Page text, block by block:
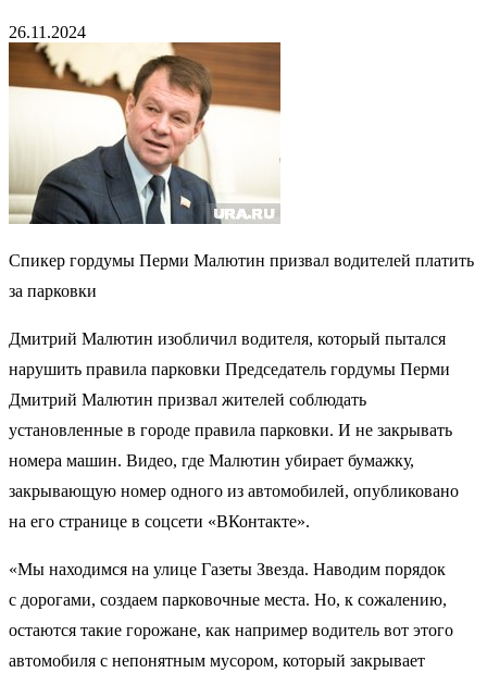
26.11.2024
Спикер гордумы Перми Малютин призвал водителей платить
за парковки
Дмитрий Малютин изобличил водителя, который пытался
нарушить правила парковки Председатель гордумы Перми
Дмитрий Малютин призвал жителей соблюдать
установленные в городе правила парковки. И не закрывать
номера машин. Видео, где Малютин убирает бумажку,
закрывающую номер одного из автомобилей, опубликовано
на его странице в соцсети «ВКонтакте».
«Мы находимся на улице Газеты Звезда. Наводим порядок
с дорогами, создаем парковочные места. Но, к сожалению,
остаются такие горожане, как например водитель вот этого
автомобиля с непонятным мусором, который закрывает